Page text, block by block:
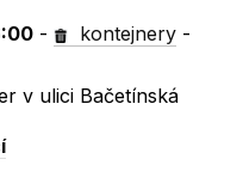
- kontejnery -
v ulici Bačetínská